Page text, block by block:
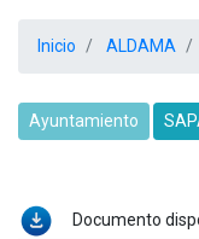
Inicio ALDAMA
Ayuntamiento
Documento